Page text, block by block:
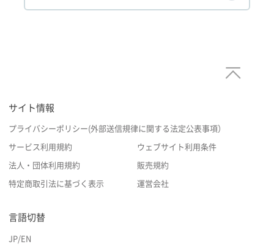
サイト情報
プライバシーポリシー(外部送信規律に関する法定公表事項）
サービス利用規約 ウェブサイト利用条件
法人・団体利用規約 販売規約
特定商取引法に基づく表示 運営会社
言語切替
JP/EN